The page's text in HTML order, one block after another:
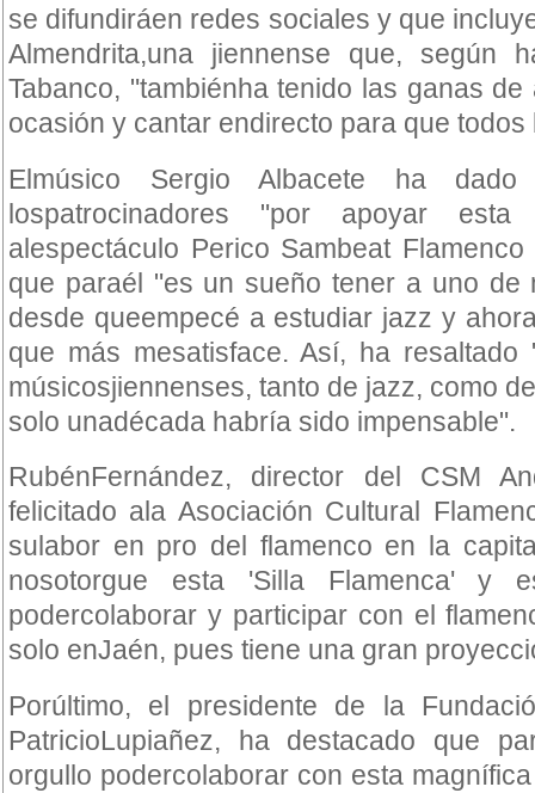
se difundiráen redes sociales y que
Almendrita,una jiennense que, según
Tabanco, "tambiénha tenido las ganas
ocasión y cantar endirecto para que todos
Elmúsico Sergio Albacete ha
lospatrocinadores "por apoyar
alespectáculo Perico Sambeat
que paraél "es un sueño tener a uno de
desde queempecé a estudiar jazz y
que más mesatisface. Así, ha
músicosjiennenses, tanto de jazz, como
solo unadécada habría sido impensable".
RubénFernández, director del CSM
felicitado ala Asociación Cultural
sulabor en pro del flamenco en la
nosotorgue esta 'Silla Flamenca' y
podercolaborar y participar con el
solo enJaén, pues tiene una gran
Porúltimo, el presidente de la
PatricioLupiañez, ha destacado que
orgullo podercolaborar con esta